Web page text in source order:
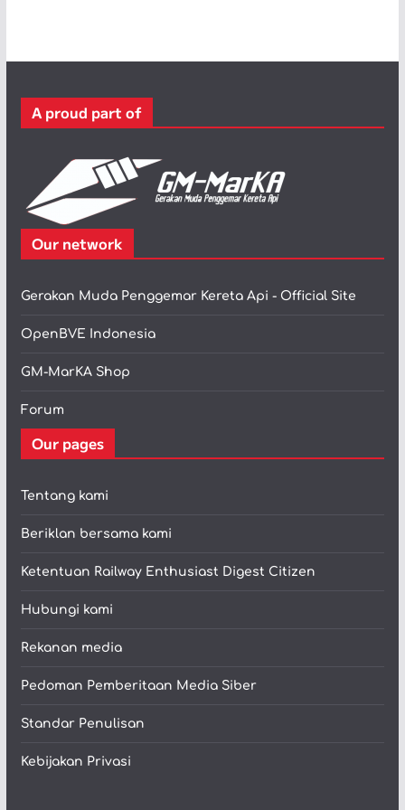
r
A proud part of
Our network
Gerakan Muda Penggemar Kereta Api - Official Site
OpenBVE Indonesia
GM-MarKA Shop
Forum
Our pages
Tentang kami
Beriklan bersama kami
Ketentuan Railway Enthusiast Digest Citizen
Hubungi kami
Rekanan media
Pedoman Pemberitaan Media Siber
Standar Penulisan
Kebijakan Privasi